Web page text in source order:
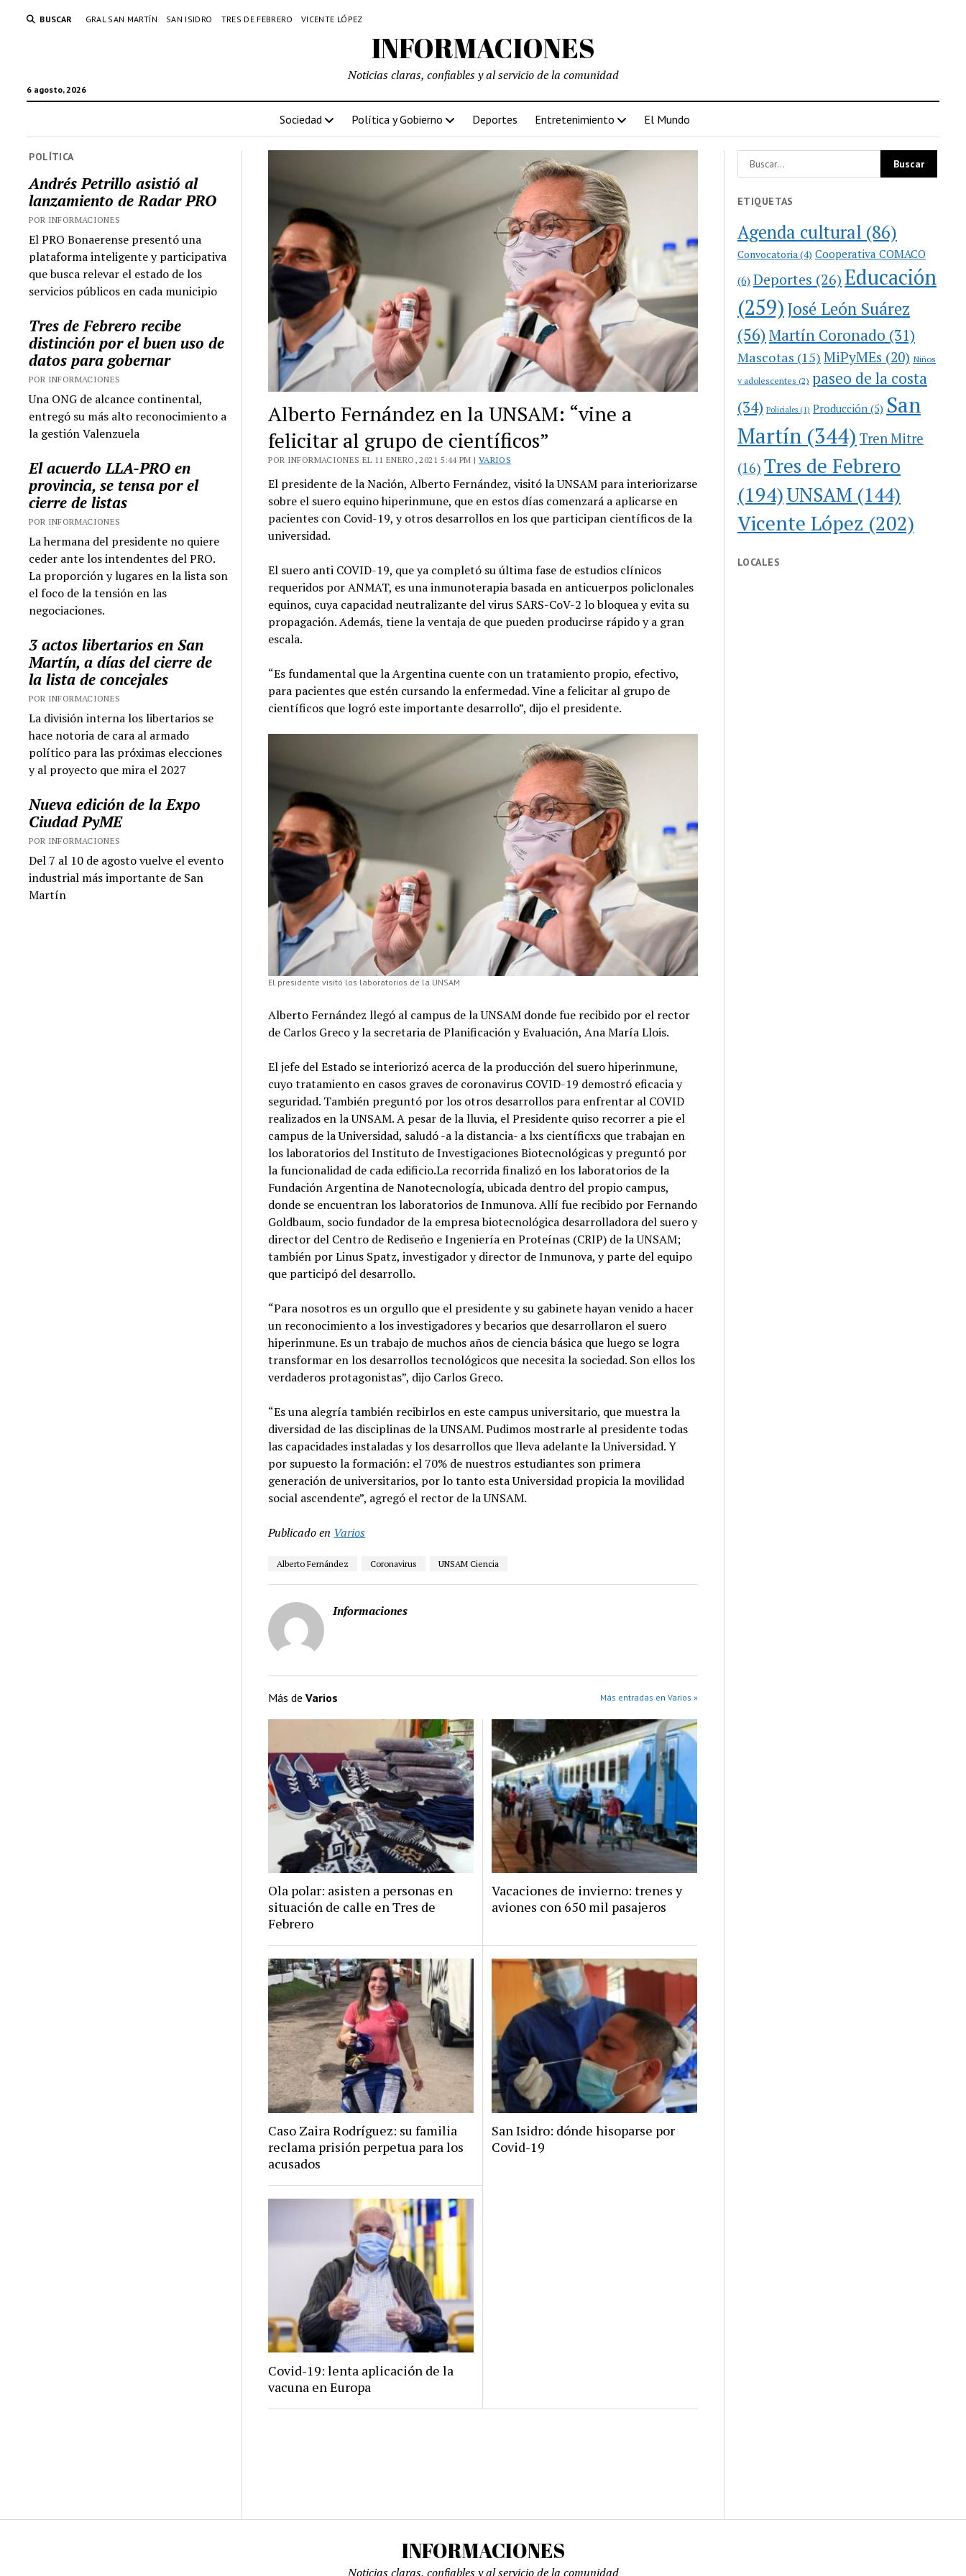
BUSCAR GRAL SAN MARTÍN SAN ISIDRO TRES DE FEBRERO VICENTE LÓPEZ
INFORMACIONES
6 agosto, 2026
Noticias claras, confiables y al servicio de la comunidad
Sociedad Política y Gobierno Deportes Entretenimiento El Mundo
POLÍTICA
Andrés Petrillo asistió al
lanzamiento de Radar PRO
POR INFORMACIONES
El PRO Bonaerense presentó una
plataforma inteligente y participativa
que busca relevar el estado de los
servicios públicos en cada municipio
Tres de Febrero recibe
distinción por el buen uso de
datos para gobernar
POR INFORMACIONES
Una ONG de alcance continental,
entregó su más alto reconocimiento a
la gestión Valenzuela
El acuerdo LLA-PRO en
provincia, se tensa por el
cierre de listas
POR INFORMACIONES
La hermana del presidente no quiere
ceder ante los intendentes del PRO.
La proporción y lugares en la lista son
el foco de la tensión en las
negociaciones.
3 actos libertarios en San
Martín, a días del cierre de
la lista de concejales
POR INFORMACIONES
La división interna los libertarios se
hace notoria de cara al armado
político para las próximas elecciones
y al proyecto que mira el 2027
Nueva edición de la Expo
Ciudad PyME
POR INFORMACIONES
Del 7 al 10 de agosto vuelve el evento
industrial más importante de San
Martín
Alberto Fernández en la UNSAM: “vine a
felicitar al grupo de científicos”
POR INFORMACIONES EL 11 ENERO, 2021 5:44 PM | VARIOS
El presidente de la Nación, Alberto Fernández, visitó la UNSAM para interiorizarse
sobre el suero equino hiperinmune, que en estos días comenzará a aplicarse en
pacientes con Covid-19, y otros desarrollos en los que participan científicos de la
universidad.
El suero anti COVID-19, que ya completó su última fase de estudios clínicos
requeridos por ANMAT, es una inmunoterapia basada en anticuerpos policlonales
equinos, cuya capacidad neutralizante del virus SARS-CoV-2 lo bloquea y evita su
propagación. Además, tiene la ventaja de que pueden producirse rápido y a gran
escala.
“Es fundamental que la Argentina cuente con un tratamiento propio, efectivo,
para pacientes que estén cursando la enfermedad. Vine a felicitar al grupo de
científicos que logró este importante desarrollo”, dijo el presidente.
El presidente visitó los laboratorios de la UNSAM
Alberto Fernández llegó al campus de la UNSAM donde fue recibido por el rector
de Carlos Greco y la secretaria de Planificación y Evaluación, Ana María Llois.
El jefe del Estado se interiorizó acerca de la producción del suero hiperinmune,
cuyo tratamiento en casos graves de coronavirus COVID-19 demostró eficacia y
seguridad. También preguntó por los otros desarrollos para enfrentar al COVID
realizados en la UNSAM. A pesar de la lluvia, el Presidente quiso recorrer a pie el
campus de la Universidad, saludó -a la distancia- a lxs científicxs que trabajan en
los laboratorios del Instituto de Investigaciones Biotecnológicas y preguntó por
la funcionalidad de cada edificio.La recorrida finalizó en los laboratorios de la
Fundación Argentina de Nanotecnología, ubicada dentro del propio campus,
donde se encuentran los laboratorios de Inmunova. Allí fue recibido por Fernando
Goldbaum, socio fundador de la empresa biotecnológica desarrolladora del suero y
director del Centro de Rediseño e Ingeniería en Proteínas (CRIP) de la UNSAM;
también por Linus Spatz, investigador y director de Inmunova, y parte del equipo
que participó del desarrollo.
“Para nosotros es un orgullo que el presidente y su gabinete hayan venido a hacer
un reconocimiento a los investigadores y becarios que desarrollaron el suero
hiperinmune. Es un trabajo de muchos años de ciencia básica que luego se logra
transformar en los desarrollos tecnológicos que necesita la sociedad. Son ellos los
verdaderos protagonistas”, dijo Carlos Greco.
“Es una alegría también recibirlos en este campus universitario, que muestra la
diversidad de las disciplinas de la UNSAM. Pudimos mostrarle al presidente todas
las capacidades instaladas y los desarrollos que lleva adelante la Universidad. Y
por supuesto la formación: el 70% de nuestros estudiantes son primera
generación de universitarios, por lo tanto esta Universidad propicia la movilidad
social ascendente”, agregó el rector de la UNSAM.
Publicado en Varios
Alberto Fernández Coronavirus UNSAM Ciencia
Informaciones
Más deVarios Más entradas en Varios »
Ola polar: asisten a personas en
situación de calle en Tres de
Febrero
Vacaciones de invierno: trenes y
aviones con 650 mil pasajeros
Caso Zaira Rodríguez: su familia
reclama prisión perpetua para los
acusados
San Isidro: dónde hisoparse por
Covid-19
Covid-19: lenta aplicación de la
vacuna en Europa
ETIQUETAS
Agenda cultural (86)
Convocatoria (4) Cooperativa COMACO
(6) Deportes (26)Educación
(259)José León Suárez
(56)Martín Coronado (31)
Mascotas (15) MiPyMEs (20) Niños
y adolescentes (2) paseo de la costa
(34) Policiales (1) Producción (5) San
Martín (344) Tren Mitre
(16) Tres de Febrero
(194)UNSAM (144)
Vicente López (202)
LOCALES
INFORMACIONES
Noticias claras, confiables y al servicio de la comunidad